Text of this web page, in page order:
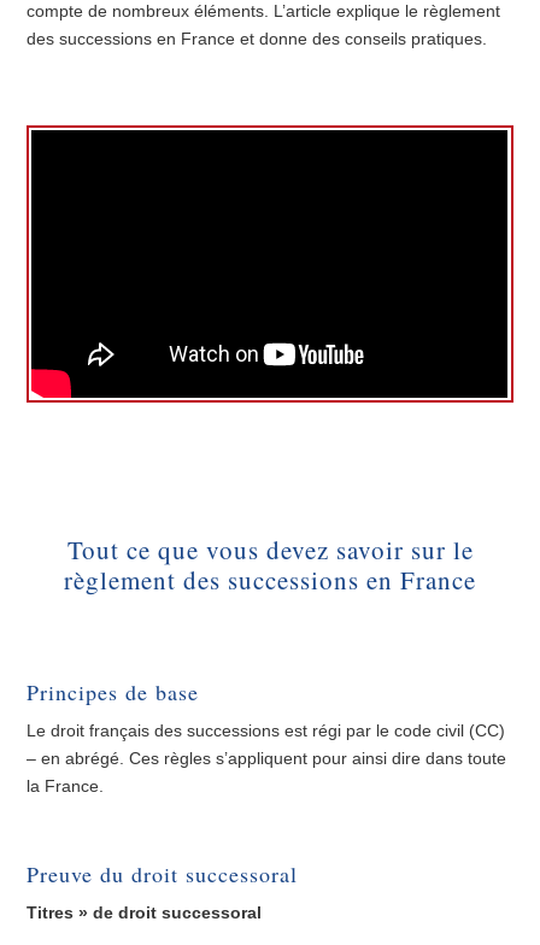
compte de nombreux éléments. L’article explique le règlement
des successions en France et donne des conseils pratiques.
Tout ce que vous devez savoir sur le
règlement des successions en France
Principes de base
Le droit français des successions est régi par le code civil (CC)
– en abrégé. Ces règles s’appliquent pour ainsi dire dans toute
la France.
Preuve du droit successoral
Titres » de droit successoral